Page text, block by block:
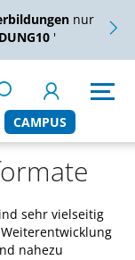
nur
'
CAMPUS
sehr vielseitig
nahezu